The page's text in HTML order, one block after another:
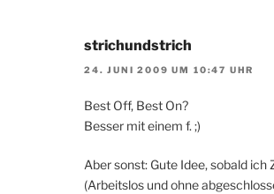
strichundstrich
24. JUNI 2009 UM 10:47 UHR
Best Off, Best On?
Besser mit einem f. ;)
Aber sonst: Gute Idee, sobald ich
(Arbeitslos und ohne